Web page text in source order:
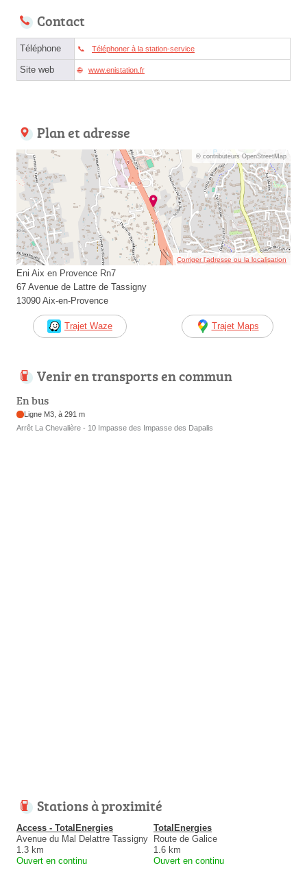
Contact
Téléphone Téléphoner à la station-service
Site web www.enistation.fr
Plan et adresse
© contributeurs OpenStreetMap
Corriger l’adresse ou la localisation
Eni Aix en Provence Rn7
67 Avenue de Lattre de Tassigny
13090 Aix-en-Provence
Trajet Waze Trajet Maps
Venir en transports en commun
En bus
Ligne M3, à 291 m
Arrêt La Chevalière - 10 Impasse des Impasse des Dapalis
Stations à proximité
Access - TotalEnergies
Avenue du Mal Delattre Tassigny
1.3 km
Ouvert en continu
TotalEnergies
Route de Galice
1.6 km
Ouvert en continu